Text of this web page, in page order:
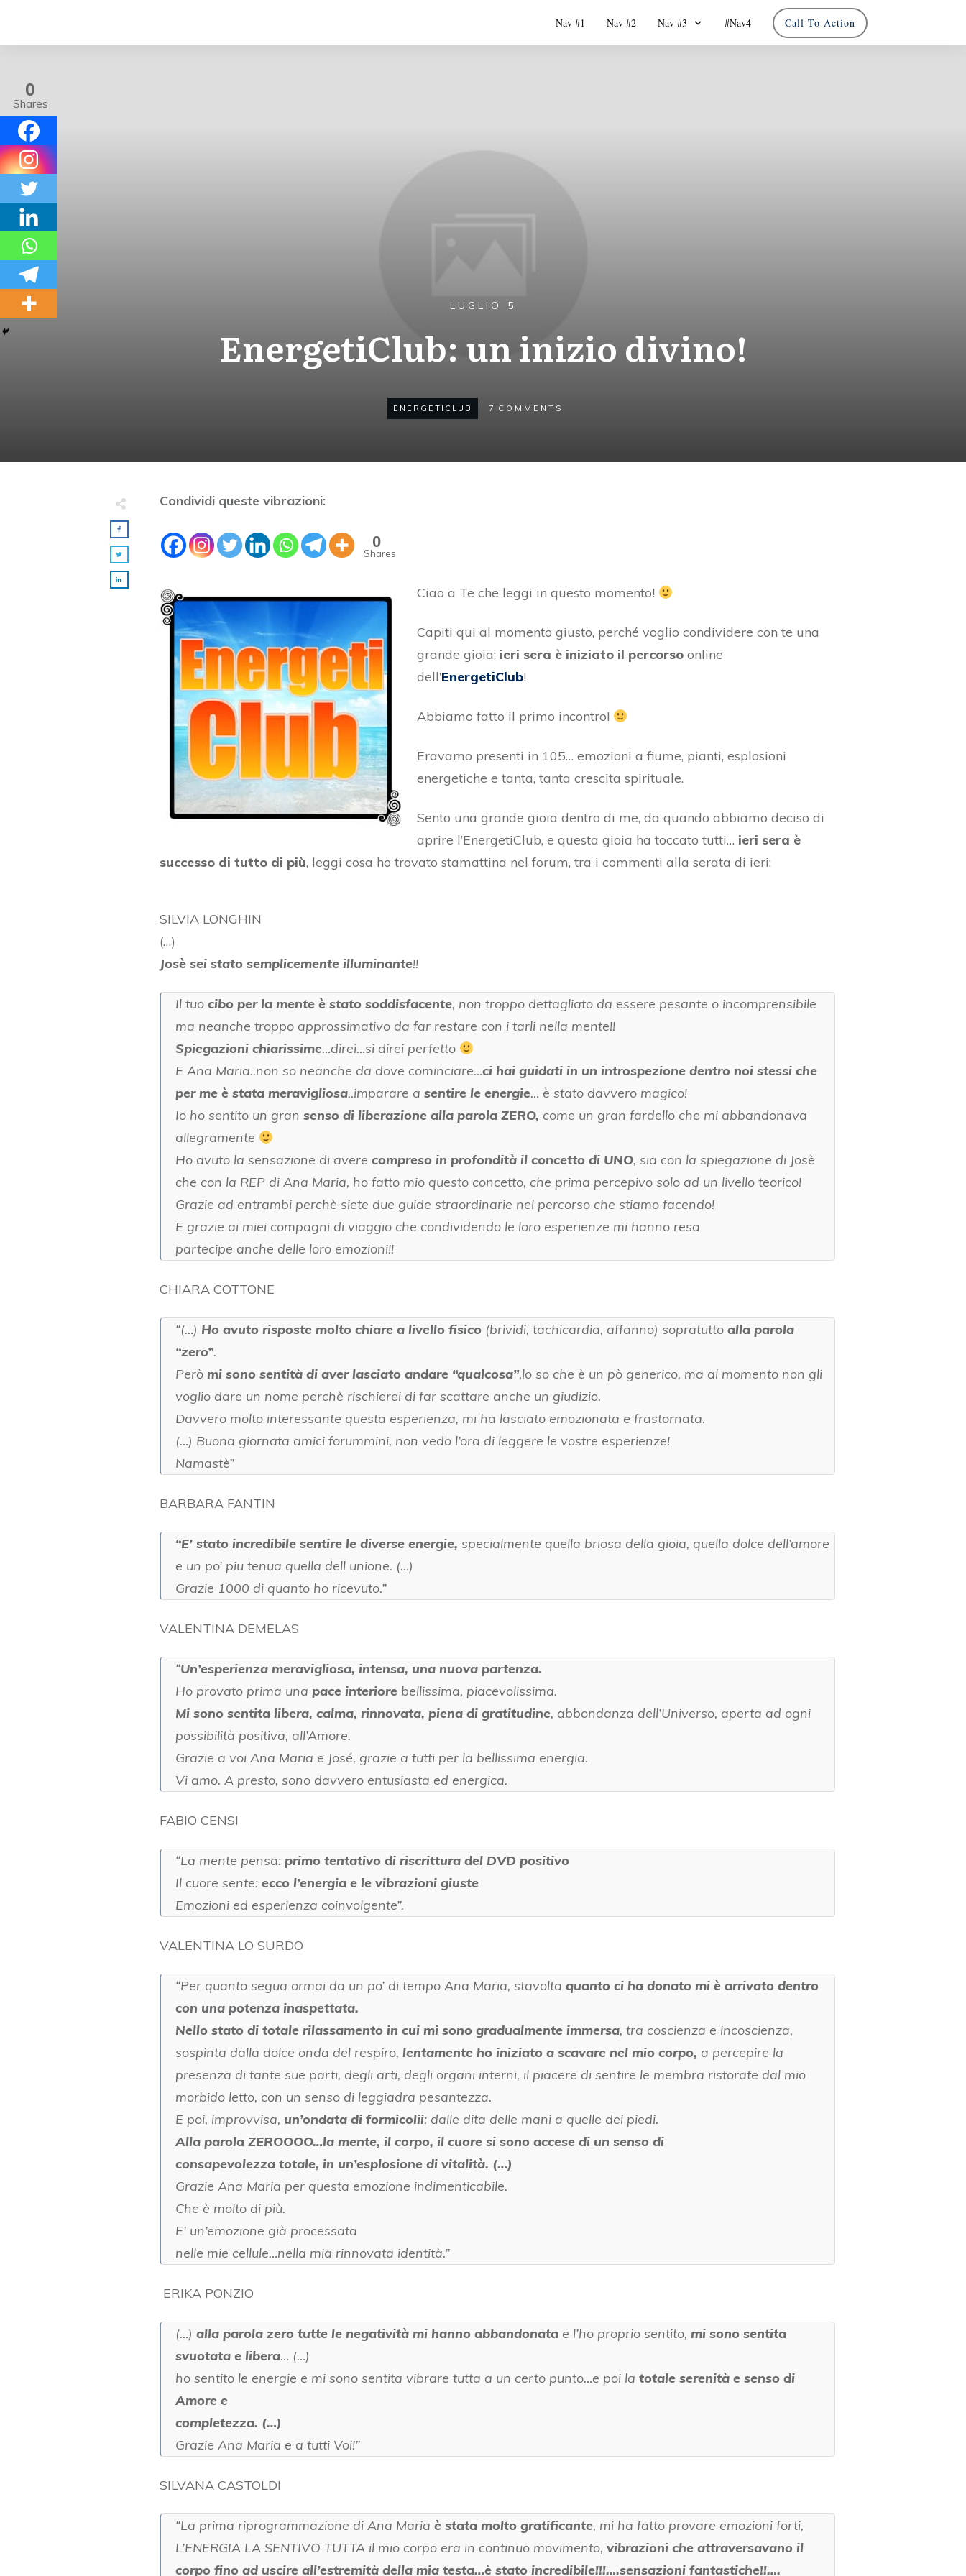
Nav #1 Nav #2 Nav #3 #Nav4 Call To Action
LUGLIO 5
EnergetiClub: un inizio divino!
ENERGETICLUB 7 COMMENTS
Condividi queste vibrazioni:
0
Shares
Ciao a Te che leggi in questo momento!
Capiti qui al momento giusto, perché voglio condividere con te una
grande gioia: ieri sera è iniziato il percorso online
dell’EnergetiClub!
Abbiamo fatto il primo incontro!
Eravamo presenti in 105… emozioni a fiume, pianti, esplosioni
energetiche e tanta, tanta crescita spirituale.
Sento una grande gioia dentro di me, da quando abbiamo deciso di
aprire l’EnergetiClub, e questa gioia ha toccato tutti… ieri sera è
successo di tutto di più, leggi cosa ho trovato stamattina nel forum, tra i commenti alla serata di ieri:
SILVIA LONGHIN
(…)
Josè sei stato semplicemente illuminante!!
Il tuo cibo per la mente è stato soddisfacente, non troppo dettagliato da essere pesante o incomprensibile
ma neanche troppo approssimativo da far restare con i tarli nella mente!!
Spiegazioni chiarissime…direi…si direi perfetto
E Ana Maria..non so neanche da dove cominciare…ci hai guidati in un introspezione dentro noi stessi che
per me è stata meravigliosa..imparare a sentire le energie… è stato davvero magico!
Io ho sentito un gran senso di liberazione alla parola ZERO, come un gran fardello che mi abbandonava
allegramente
Ho avuto la sensazione di avere compreso in profondità il concetto di UNO, sia con la spiegazione di Josè
che con la REP di Ana Maria, ho fatto mio questo concetto, che prima percepivo solo ad un livello teorico!
Grazie ad entrambi perchè siete due guide straordinarie nel percorso che stiamo facendo!
E grazie ai miei compagni di viaggio che condividendo le loro esperienze mi hanno resa
partecipe anche delle loro emozioni!!
CHIARA COTTONE
“(…) Ho avuto risposte molto chiare a livello fisico (brividi, tachicardia, affanno) sopratutto alla parola
“zero”.
Però mi sono sentità di aver lasciato andare “qualcosa”,lo so che è un pò generico, ma al momento non gli
voglio dare un nome perchè rischierei di far scattare anche un giudizio.
Davvero molto interessante questa esperienza, mi ha lasciato emozionata e frastornata.
(…) Buona giornata amici forummini, non vedo l’ora di leggere le vostre esperienze!
Namastè”
BARBARA FANTIN
“E’ stato incredibile sentire le diverse energie, specialmente quella briosa della gioia, quella dolce dell’amore
e un po’ piu tenua quella dell unione. (…)
Grazie 1000 di quanto ho ricevuto.”
VALENTINA DEMELAS
“Un’esperienza meravigliosa, intensa, una nuova partenza.
Ho provato prima una pace interiore bellissima, piacevolissima.
Mi sono sentita libera, calma, rinnovata, piena di gratitudine, abbondanza dell’Universo, aperta ad ogni
possibilità positiva, all’Amore.
Grazie a voi Ana Maria e José, grazie a tutti per la bellissima energia.
Vi amo. A presto, sono davvero entusiasta ed energica.
FABIO CENSI
“La mente pensa: primo tentativo di riscrittura del DVD positivo
Il cuore sente: ecco l’energia e le vibrazioni giuste
Emozioni ed esperienza coinvolgente”.
VALENTINA LO SURDO
“Per quanto segua ormai da un po’ di tempo Ana Maria, stavolta quanto ci ha donato mi è arrivato dentro
con una potenza inaspettata.
Nello stato di totale rilassamento in cui mi sono gradualmente immersa, tra coscienza e incoscienza,
sospinta dalla dolce onda del respiro, lentamente ho iniziato a scavare nel mio corpo, a percepire la
presenza di tante sue parti, degli arti, degli organi interni, il piacere di sentire le membra ristorate dal mio
morbido letto, con un senso di leggiadra pesantezza.
E poi, improvvisa, un’ondata di formicolii: dalle dita delle mani a quelle dei piedi.
Alla parola ZEROOOO…la mente, il corpo, il cuore si sono accese di un senso di
consapevolezza totale, in un’esplosione di vitalità. (…)
Grazie Ana Maria per questa emozione indimenticabile.
Che è molto di più.
E’ un’emozione già processata
nelle mie cellule…nella mia rinnovata identità.”
ERIKA PONZIO
(…) alla parola zero tutte le negatività mi hanno abbandonata e l’ho proprio sentito, mi sono sentita
svuotata e libera… (…)
ho sentito le energie e mi sono sentita vibrare tutta a un certo punto…e poi la totale serenità e senso di
Amore e
completezza. (…)
Grazie Ana Maria e a tutti Voi!”
SILVANA CASTOLDI
“La prima riprogrammazione di Ana Maria è stata molto gratificante, mi ha fatto provare emozioni forti,
L’ENERGIA LA SENTIVO TUTTA il mio corpo era in continuo movimento, vibrazioni che attraversavano il
corpo fino ad uscire all’estremità della mia testa…è stato incredibile!!!….sensazioni fantastiche!!….
0
Shares